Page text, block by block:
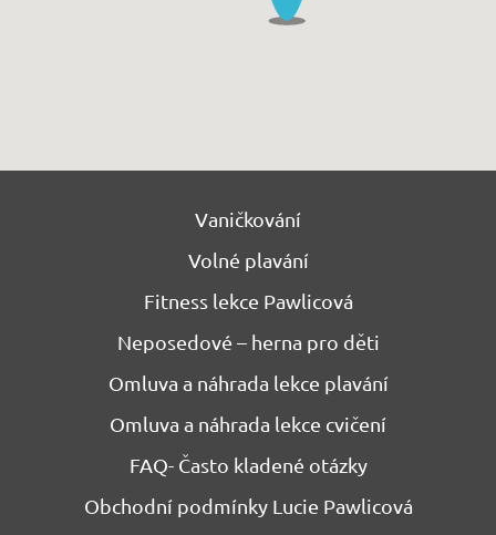
Vaničkování
Volné plavání
Fitness lekce Pawlicová
Neposedové – herna pro děti
Omluva a náhrada lekce plavání
Omluva a náhrada lekce cvičení
FAQ- Často kladené otázky
Obchodní podmínky Lucie Pawlicová